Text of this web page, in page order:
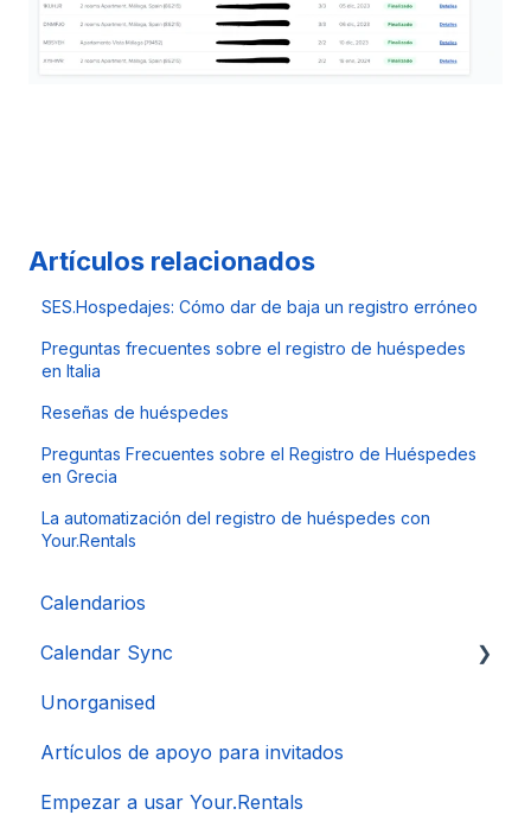
Artículos relacionados
SES.Hospedajes: Cómo dar de baja un registro erróneo
Preguntas frecuentes sobre el registro de huéspedes
en Italia
Reseñas de huéspedes
Preguntas Frecuentes sobre el Registro de Huéspedes
en Grecia
La automatización del registro de huéspedes con
Your.Rentals
Calendarios
Calendar Sync
Importación de calendarios populares
Unorganised
Artículos de apoyo para invitados
Empezar a usar Your.Rentals